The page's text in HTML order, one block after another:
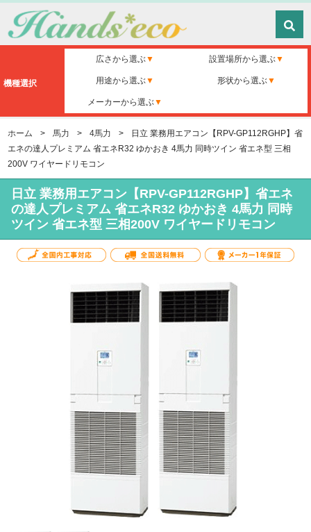
機種選択
広さから選ぶ 設置場所から選ぶ
用途から選ぶ 形状から選ぶ
メーカーから選ぶ
ホーム > 馬力 > 4馬力 >
日立 業務用エアコン【RPV-GP112RGHP】省
エネの達人プレミアム 省エネR32 ゆかおき 4馬力 同時ツイン 省エネ型 三相
200V ワイヤードリモコン
日立 業務用エアコン【RPV-GP112RGHP】省エネ
の達人プレミアム 省エネR32 ゆかおき 4馬力 同時
ツイン 省エネ型 三相200V ワイヤードリモコン